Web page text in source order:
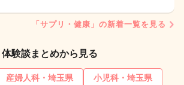
「サプリ・健康」の新着一覧を見る
験談まとめから見る
産婦人科・埼玉県
小児科・埼玉県